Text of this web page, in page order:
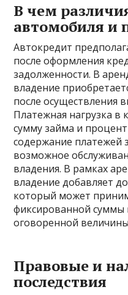
В чем
автомобиля и
Автокредит
после оформления
задолженности. В
владение
после осуществления
Платежная нагрузка в
сумму займа и
содержание платежей
возможное
владения. В рамках
владение добавляет
который может
фиксированной суммы
оговоренной
Правовые и
последствия